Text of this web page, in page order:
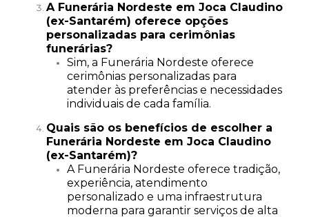
A Funerária Nordeste em Joca Claudino
(ex-Santarém) oferece opções
personalizadas para cerimônias
funerárias?
Sim, a Funerária Nordeste oferece
cerimônias personalizadas para
atender às preferências e necessidades
individuais de cada família.
Quais são os benefícios de escolher a
Funerária Nordeste em Joca Claudino
(ex-Santarém)?
A Funerária Nordeste oferece tradição,
experiência, atendimento
personalizado e uma infraestrutura
moderna para garantir serviços de alta